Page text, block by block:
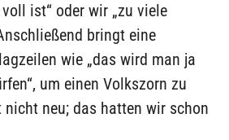
ist“ oder wir „zu viele
bringt eine
wie „das wird man ja
um einen Volkszorn zu
nicht neu; das hatten wir schon